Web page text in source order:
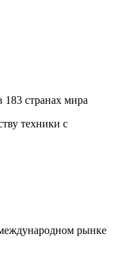
странах мира
техники с
рынке